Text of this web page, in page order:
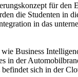
für den
die Studenten in
in das
Business
in der
sich in der